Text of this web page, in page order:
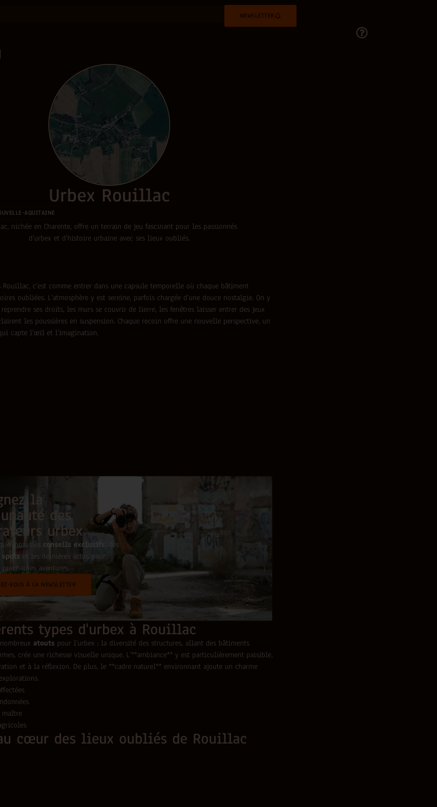
NEWSLETTER
Urbex Rouillac
AQUITAINE
nichée en Charente, offre un terrain de jeu fascinant pour les passionnés
d’urbex et d’histoire urbaine avec ses lieux oubliés.
Rouillac, c’est comme entrer dans une capsule temporelle où chaque bâtiment
oubliées. L’atmosphère y est sereine, parfois chargée d’une douce nostalgie. On y
ses droits, les murs se couvrir de lierre, les fenêtres laisser entrer des jeux
les poussières en suspension. Chaque recoin offre une nouvelle perspective, un
capte l’œil et l’imagination.
la
des
urbex
mois des conseils exclusifs , des
et les dernières actus pour
aventures.
VOUS À LA NEWSLETTER
types d'urbex à Rouillac
atouts pour l’urbex : la diversité des structures, allant des bâtiments
crée une richesse visuelle unique. L’**ambiance** y est particulièrement paisible,
et à la réflexion. De plus, le **cadre naturel** environnant ajoute un charme
maître
cœur des lieux oubliés de Rouillac